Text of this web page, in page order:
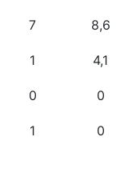
7 8,6
1 4,1
0 0
1 0